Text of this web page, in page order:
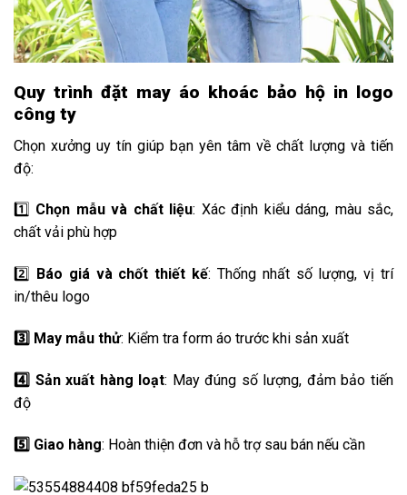
Quy trình đặt may áo khoác bảo hộ in logo
công ty
Chọn xưởng uy tín giúp bạn yên tâm về chất lượng và tiến
độ:
1️⃣ Chọn mẫu và chất liệu: Xác định kiểu dáng, màu sắc,
chất vải phù hợp
2️⃣ Báo giá và chốt thiết kế: Thống nhất số lượng, vị trí
in/thêu logo
3️⃣ May mẫu thử: Kiểm tra form áo trước khi sản xuất
4️⃣ Sản xuất hàng loạt: May đúng số lượng, đảm bảo tiến
độ
5️⃣ Giao hàng: Hoàn thiện đơn và hỗ trợ sau bán nếu cần